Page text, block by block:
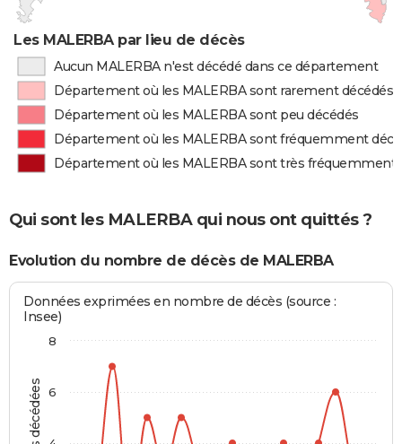
Les MALERBA par lieu de décès
Aucun MALERBA n'est décédé dans ce département
Département où les MALERBA sont rarement décédés
Département où les MALERBA sont peu décédés
Département où les MALERBA sont fréquemment
Département où les MALERBA sont très fréquemment
Qui sont les MALERBA qui nous ont quittés ?
Evolution du nombre de décès de MALERBA
Données exprimées en nombre de décès (source :
Insee)
6
8